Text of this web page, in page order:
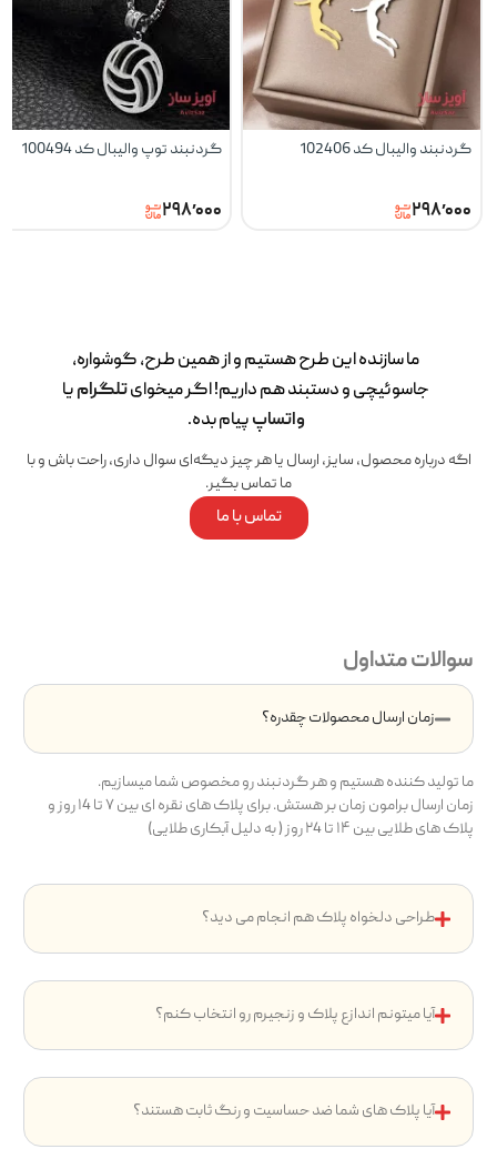
گردنبند والیبال کد 102406
۲۹۸٬۰۰۰
گردنبند توپ والیبال کد 100494
۲۹۸٬۰۰۰
ما سازنده این طرح‌ هستیم و از همین طرح، گوشواره،
جاسوئیچی و دستبند هم داریم! اگر میخوایتلگرامیا
واتساپپیام بده.
اگه درباره محصول، سایز، ارسال یا هر چیز دیگه‌ای سوال داری، راحت باش و با
ما تماس بگیر.
تماس با ما
سوالات متداول
زمان ارسال محصولات چقدره؟
ما تولید کننده هستیم و هر گردنبند رو مخصوص شما میسازیم.
زمان ارسال برامون زمان بر هستش. برای پلاک های نقره ای بین ۷ تا ۱4 روز و
پلاک های طلایی بین ۱۴ تا ۲4 روز ( به دلیل آبکاری طلایی)
طراحی دلخواه پلاک هم انجام می دید؟
آیا میتونم اندازع پلاک و زنجیرم رو انتخاب کنم؟
آیا پلاک های شما ضد حساسیت و رنگ ثابت هستند؟